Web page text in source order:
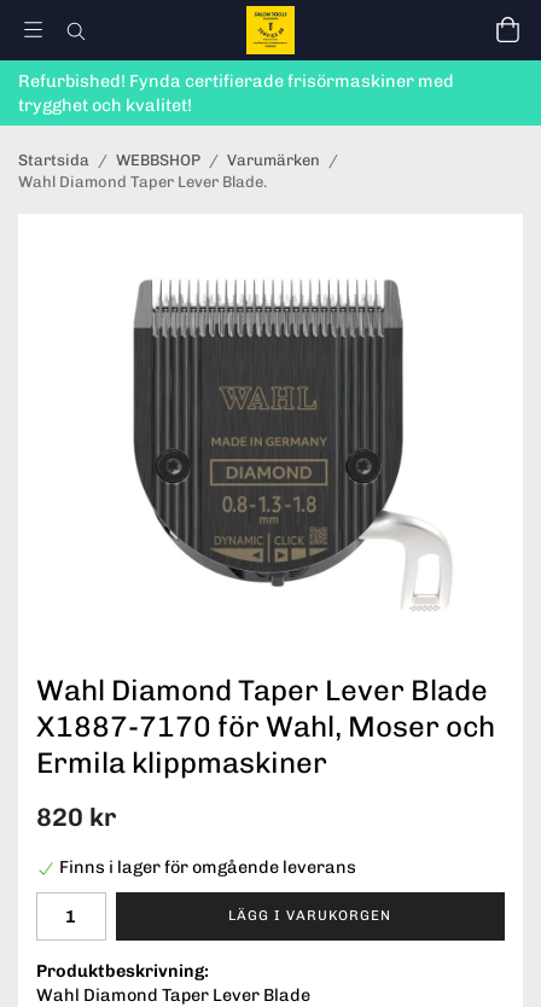
Refurbished! Fynda certifierade frisörmaskiner med
trygghet och kvalitet!
Startsida / WEBBSHOP / Varumärken /
Wahl Diamond Taper Lever Blade.
Wahl Diamond Taper Lever Blade
X1887-7170 för Wahl, Moser och
Ermila klippmaskiner
820 kr
Finns i lager för omgående leverans
LÄGG I VARUKORGEN
Produktbeskrivning:
Wahl Diamond Taper Lever Blade